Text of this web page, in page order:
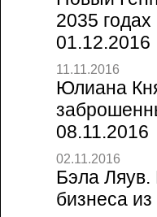
2035
01.12.2016
11.11.2016
Юлиана
08.11.2016
02.11.2016
Бэла Ляув.
бизнеса